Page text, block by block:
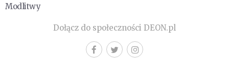
Modlitwy
Dołącz do społeczności DEON.pl